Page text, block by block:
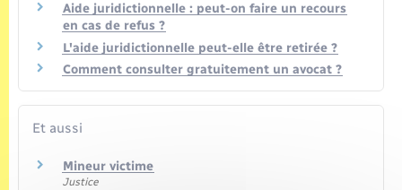
Aide juridictionnelle : peut-on faire un recours
en cas de refus ?
L'aide juridictionnelle peut-elle être retirée ?
Comment consulter gratuitement un avocat ?
Et aussi
Mineur victime
Justice